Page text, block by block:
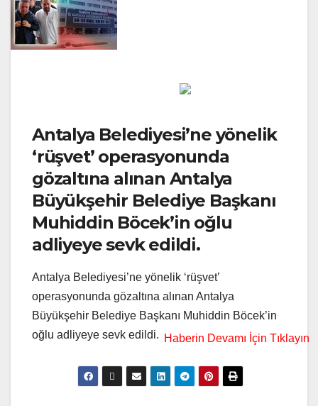
Antalya Belediyesi’ne yönelik
‘rüşvet’ operasyonunda
gözaltına alınan Antalya
Büyükşehir Belediye Başkanı
Muhiddin Böcek’in oğlu
adliyeye sevk edildi.
Antalya Belediyesi’ne yönelik ‘rüşvet’
operasyonunda gözaltına alınan Antalya
Büyükşehir Belediye Başkanı Muhiddin Böcek’in
oğlu adliyeye sevk edildi.